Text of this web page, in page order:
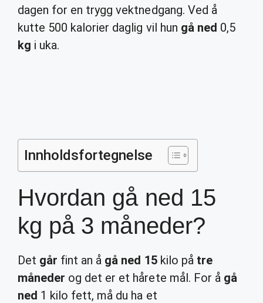
dagen for en trygg vektnedgang. Ved å
kutte 500 kalorier daglig vil hun gå ned 0,5
kg i uka.
Innholdsfortegnelse
Hvordan gå ned 15
kg på 3 måneder?
Det går fint an å gå ned 15kilo på tre
måneder og det er et hårete mål. For å gå
ned 1 kilo fett, må du ha et